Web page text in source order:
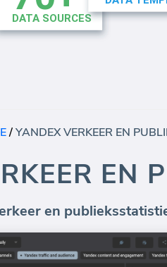
/YANDEX VERKEER EN
EN
en